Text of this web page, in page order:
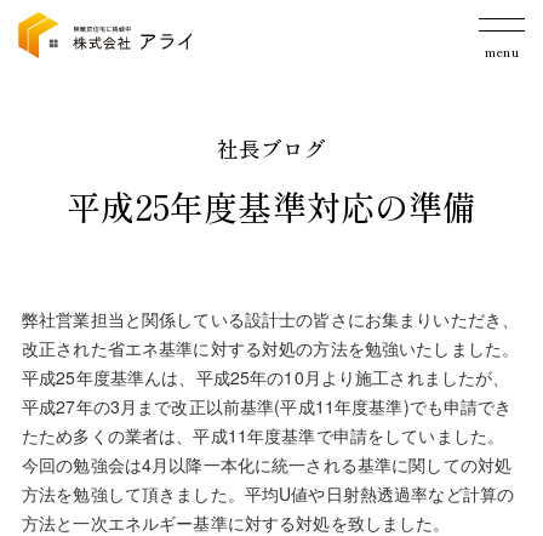
menu
社長ブログ
平成25年度基準対応の準備
弊社営業担当と関係している設計士の皆さにお集まりいただき、
改正された省エネ基準に対する対処の方法を勉強いたしました。
平成25年度基準んは、平成25年の10月より施工されましたが、
平成27年の3月まで改正以前基準(平成11年度基準)でも申請でき
たため多くの業者は、平成11年度基準で申請をしていました。
今回の勉強会は4月以降一本化に統一される基準に関しての対処
方法を勉強して頂きました。平均U値や日射熱透過率など計算の
方法と一次エネルギー基準に対する対処を致しました。